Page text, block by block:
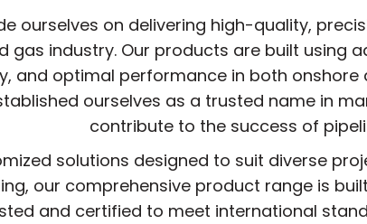
ourselves on delivering high-quality,
gas industry. Our products are built
and optimal performance in both
ourselves as a trusted name in
contribute to the success of
solutions designed to suit diverse
our comprehensive product range is
and certified to meet international